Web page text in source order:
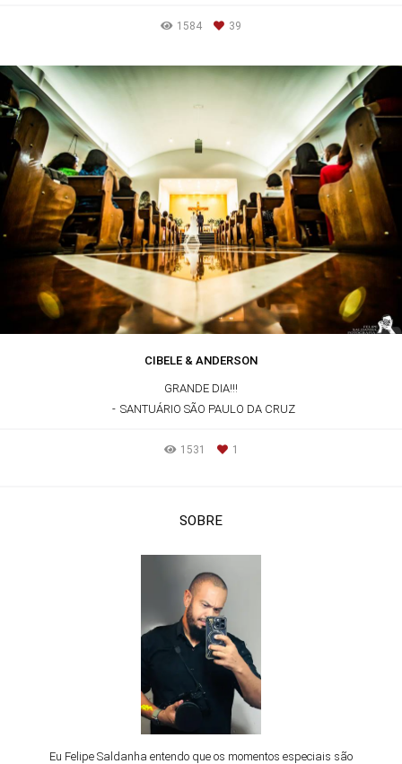
1584 39
CIBELE & ANDERSON
GRANDE DIA!!!
SANTUÁRIO SÃO PAULO DA CRUZ
1531 1
SOBRE
Eu Felipe Saldanha entendo que os momentos especiais são